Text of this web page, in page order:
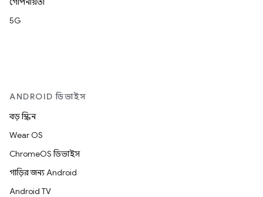
5G
ANDROID ডিভাইস
বড় স্ক্রিন
Wear OS
ChromeOS ডিভাইস
গাড়ির জন্য Android
Android TV